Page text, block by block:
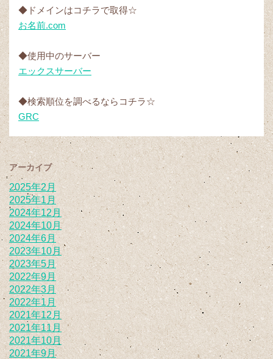
◆ドメインはコチラで取得☆
お名前.com
◆使用中のサーバー
エックスサーバー
◆検索順位を調べるならコチラ☆
GRC
アーカイブ
2025年2月
2025年1月
2024年12月
2024年10月
2024年6月
2023年10月
2023年5月
2022年9月
2022年3月
2022年1月
2021年12月
2021年11月
2021年10月
2021年9月